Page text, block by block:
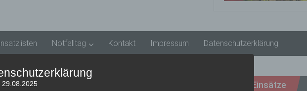
Notfalltag Kontakt Impressum Datenschutzerklärung
Letzte Einsätze
29.08.2025